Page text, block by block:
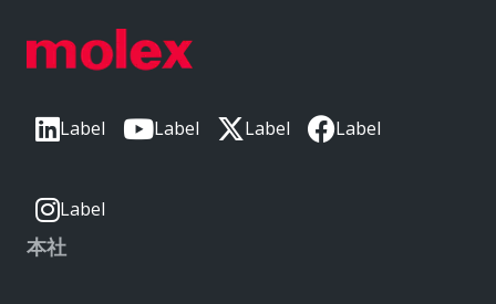
Label Label Label Label
Label
本社